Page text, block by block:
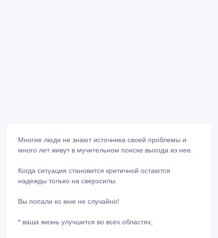
Многие люди не знают источника своей проблемы и
много лет живут в мучительном поиске выхода из нее.
Когда ситуация становится критичной остаются
надежды только на сверхсилы.
Вы попали ко мне не случайно!
* ваша жизнь улучшится во всех областях;